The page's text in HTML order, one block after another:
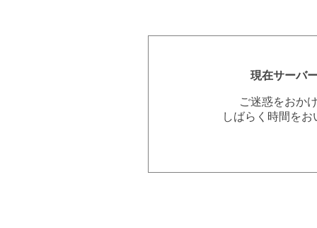
現在サーバ
ご迷惑をおか
しばらく時間を